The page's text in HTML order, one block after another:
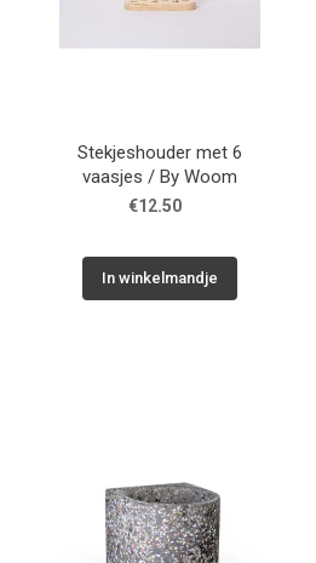
Stekjeshouder met 6
vaasjes / By Woom
€12.50
In winkelmandje